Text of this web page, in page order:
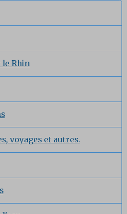
le Rhin
voyages et autres.